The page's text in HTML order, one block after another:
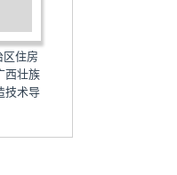
区住房
西壮族
技术导